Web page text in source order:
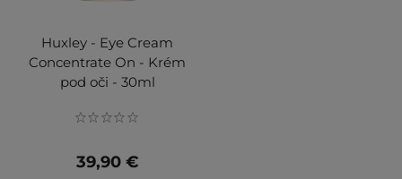
Huxley - Eye Cream
Concentrate On - Krém
pod oči - 30ml
39,90 €